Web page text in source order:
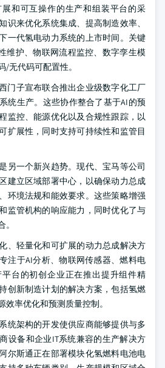
和可互操作的生产和组装平台的采
识来优化系统集成、提高制造效率、
一代氢电动力系统的上市时间。关键
维护、物联网流程监控、数字孪生模
/无代码可配置性。
门子宣布联合推出企业级数字化工厂
统生产。这些协作整合了基于AI的预
监控、能源优化以及合规性跟踪，以
扩展性，同时支持可持续性和监管目
另一个新兴趋势。现代、宝马等公司
建立区域部署中心，以确保动力总成
环境法规和能效要求。这些策略增强
监管机构的响应能力，同时优化了与
、轻量化和可扩展的动力总成解决方
注于AI分析、物联网传感器、燃料电
台的初创企业正在推出提升组件精
创新制造计划的解决方案，包括氢燃
率优化和预测质量控制。
统架构的开发使供应商能够提供与多
设备和企业IT系统兼容的生产解决方
尔斯通正在部署模块化氢燃料电池电